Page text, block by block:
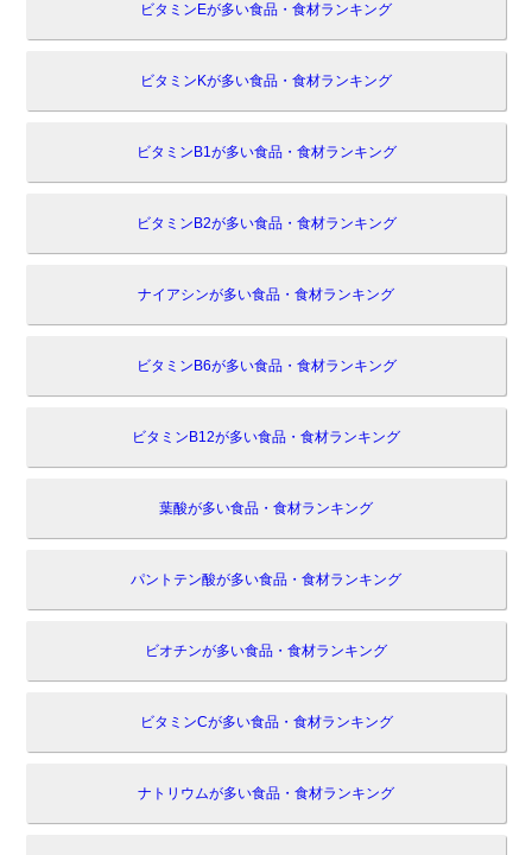
ビタミンEが多い食品・食材ランキング
ビタミンKが多い食品・食材ランキング
ビタミンB1が多い食品・食材ランキング
ビタミンB2が多い食品・食材ランキング
ナイアシンが多い食品・食材ランキング
ビタミンB6が多い食品・食材ランキング
ビタミンB12が多い食品・食材ランキング
葉酸が多い食品・食材ランキング
パントテン酸が多い食品・食材ランキング
ビオチンが多い食品・食材ランキング
ビタミンCが多い食品・食材ランキング
ナトリウムが多い食品・食材ランキング